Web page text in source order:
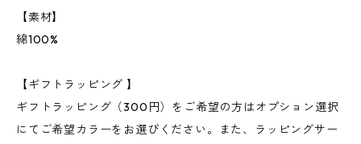
【素材】
綿100%
【ギフトラッピング 】
ギフトラッピング（300円）をご希望の方はオプション選択
にてご希望カラーをお選びください。また、ラッピングサー